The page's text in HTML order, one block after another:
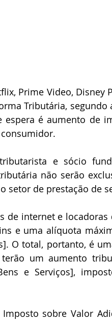
Prime Video, Disney
Tributária, segundo
espera é aumento de
e sócio
não serão
setor de prestação de
de internet e
e uma alíquota
O total, portanto, é
terão um aumento
e Serviços],
sobre Valor